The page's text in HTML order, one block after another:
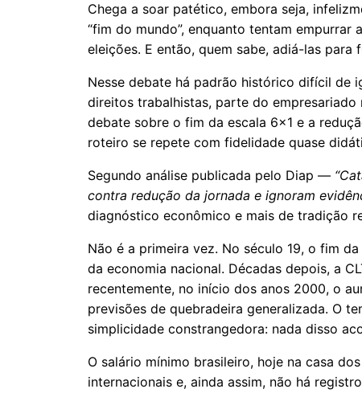
Chega a soar patético, embora seja,
“fim do mundo”, enquanto tentam
eleições. E então, quem sabe, adiá-las
Nesse debate há padrão histórico difícil de
direitos trabalhistas, parte do
debate sobre o fim da escala 6x1 e a
roteiro se repete com fidelidade quase
Segundo análise publicada pelo Diap —
contra redução da jornada e ignoram
diagnóstico econômico e mais de tradição
Não é a primeira vez. No século 19, o fim
da economia nacional. Décadas depois, a
recentemente, no início dos anos 2000, o
previsões de quebradeira generalizada. O
simplicidade constrangedora: nada disso
O salário mínimo brasileiro, hoje na casa
internacionais e, ainda assim, não há